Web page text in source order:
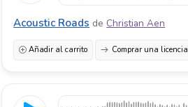
Acoustic Roads de Christian Aen
Añadir al carrito Comprar una licencia